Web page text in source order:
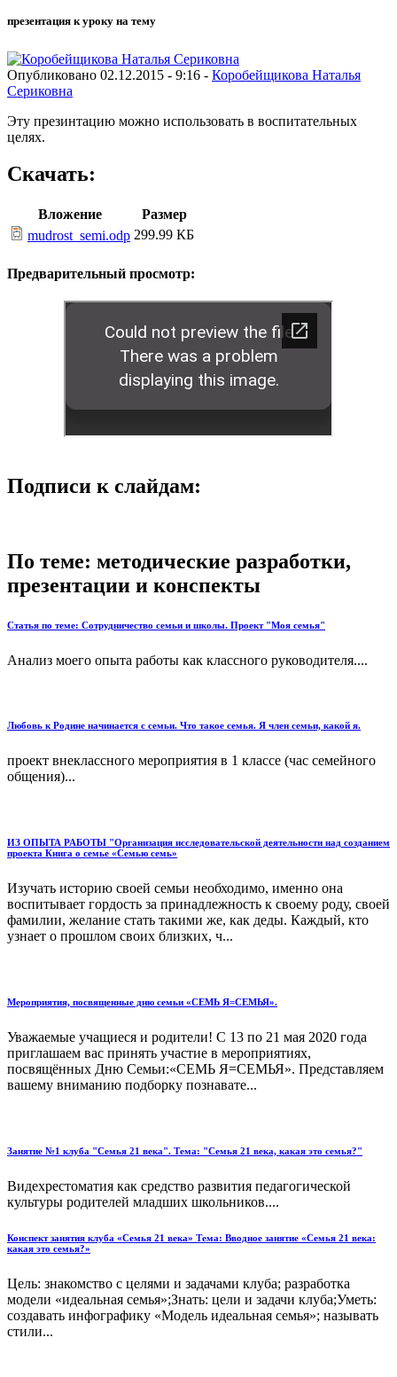
презентация к уроку на тему
Опубликовано 02.12.2015 - 9:16 - Коробейщикова Наталья
Сериковна
Эту презинтацию можно использовать в воспитательных
целях.
Скачать:
Вложение
Размер
mudrost_semi.odp 299.99 КБ
Предварительный просмотр:
Подписи к слайдам:
По теме: методические разработки,
презентации и конспекты
Статья по теме: Сотрудничество семьи и школы. Проект "Моя семья"
Анализ моего опыта работы как классного руководителя....
Любовь к Родине начинается с семьи. Что такое семья. Я член семьи, какой я.
проект внеклассного мероприятия в 1 классе (час семейного
общения)...
ИЗ ОПЫТА РАБОТЫ "Организация исследовательской деятельности над созданием
проекта Книга о семье «Семью семь»
Изучать историю своей семьи необходимо, именно она
воспитывает гордость за принадлежность к своему роду, своей
фамилии, желание стать такими же, как деды. Каждый, кто
узнает о прошлом своих близких, ч...
Мероприятия, посвященные дню семьи «СЕМЬ Я=СЕМЬЯ».
Уважаемые учащиеся и родители! С 13 по 21 мая 2020 года
приглашаем вас принять участие в мероприятиях,
посвящённых Дню Семьи:«СЕМЬ Я=СЕМЬЯ». Представляем
вашему вниманию подборку познавате...
Занятие №1 клуба "Семья 21 века". Тема: "Семья 21 века, какая это семья?"
Видехрестоматия как средство развития педагогической
культуры родителей младших школьников....
Конспект занятия клуба «Семья 21 века» Тема: Вводное занятие «Семья 21 века:
какая это семья?»
Цель: знакомство с целями и задачами клуба; разработка
модели «идеальная семья»;Знать: цели и задачи клуба;Уметь:
создавать инфографику «Модель идеальная семья»; называть
стили...